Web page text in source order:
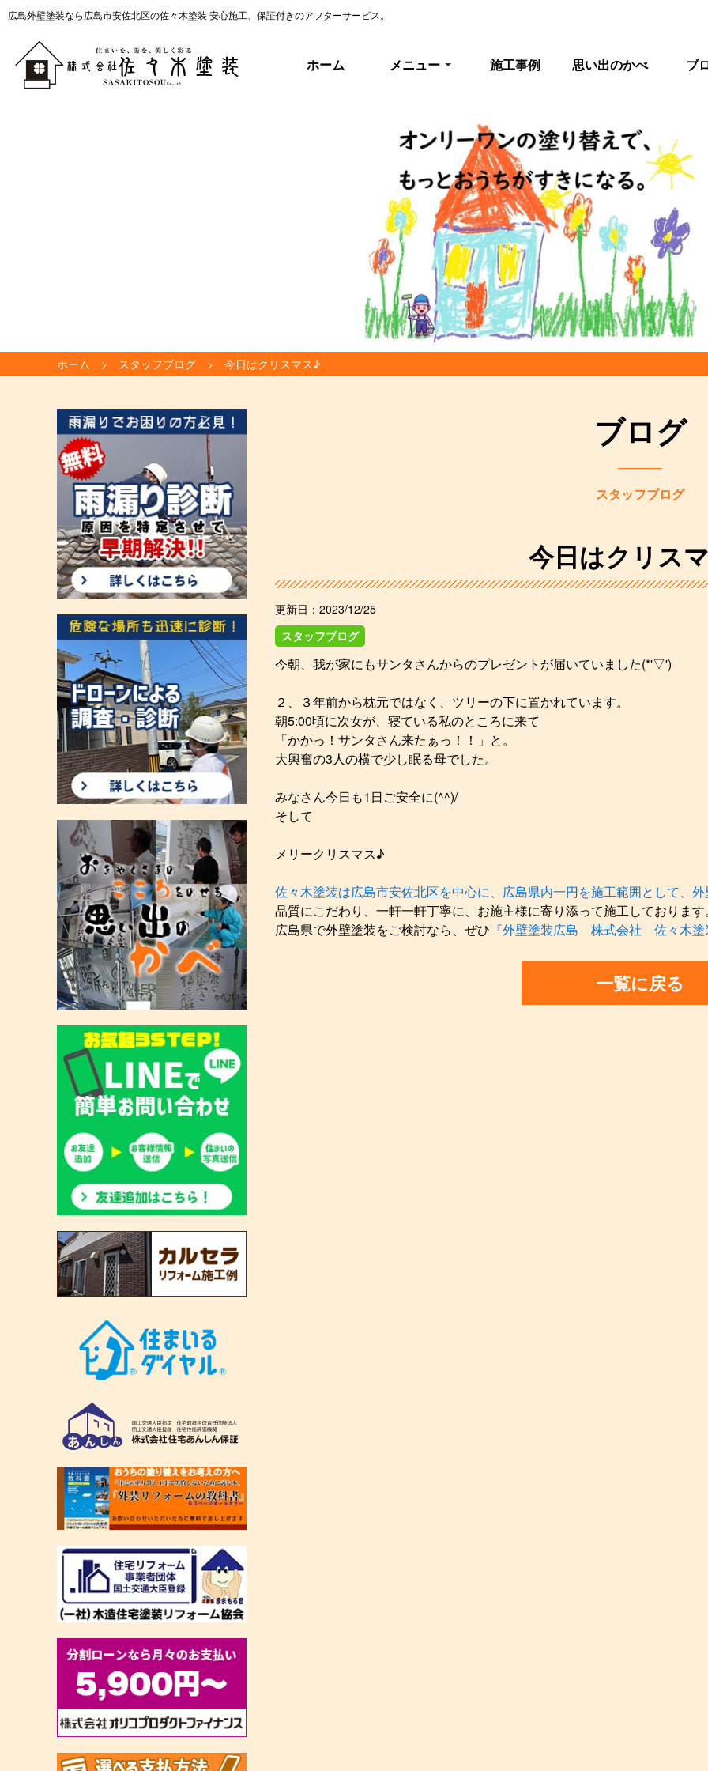
広島外壁塗装なら広島市安佐北区の佐々木塗装 安心施工、保証付きのアフターサービス。
ホーム メニュー 施工事例 思い出のかべ ブ
ホーム スタッフブログ 今日はクリスマス♪
ブログ
スタッフブログ
今日はクリス
更新日： 2023/12/25
スタッフブログ
今朝、我が家にもサンタさんからのプレゼントが届いていました(*'▽')
２、３年前から枕元ではなく、ツリーの下に置かれています。
朝5:00頃に次女が、寝ている私のところに来て
「かかっ！サンタさん来たぁっ！！」と。
大興奮の3人の横で少し眠る母でした。
みなさん今日も1日ご安全に(^^)/
そして
メリークリスマス♪
佐々木塗装は広島市安佐北区を中心に、広島県内一円を施工範囲として、
品質にこだわり、一軒一軒丁寧に、お施主様に寄り添って施工しております
広島県で外壁塗装をご検討なら、ぜひ 『外壁塗装広島 株式会社 佐々木塗
一覧に戻る